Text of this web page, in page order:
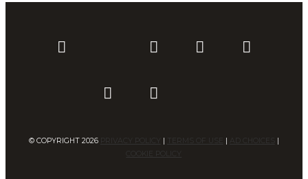
© COPYRIGHT 2026 PRIVACY POLICY TERMS OF USE AD CHOICES
COOKIE POLICY